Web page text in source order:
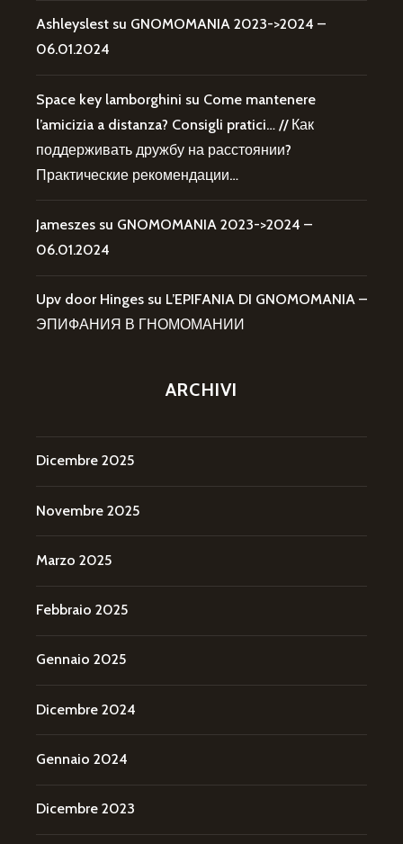
Ashleyslest su GNOMOMANIA 2023->2024 –
06.01.2024
Space key lamborghini su Come mantenere
l’amicizia a distanza? Consigli pratici… // Как
поддерживать дружбу на расстоянии?
Практические рекомендации…
Jameszes su GNOMOMANIA 2023->2024 –
06.01.2024
Upv door Hinges su L’EPIFANIA DI GNOMOMANIA –
ЭПИФАНИЯ В ГНОМОМАНИИ
ARCHIVI
Dicembre 2025
Novembre 2025
Marzo 2025
Febbraio 2025
Gennaio 2025
Dicembre 2024
Gennaio 2024
Dicembre 2023